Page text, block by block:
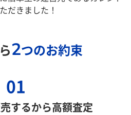
だきました！
2つのお約束
01
するから高額査定